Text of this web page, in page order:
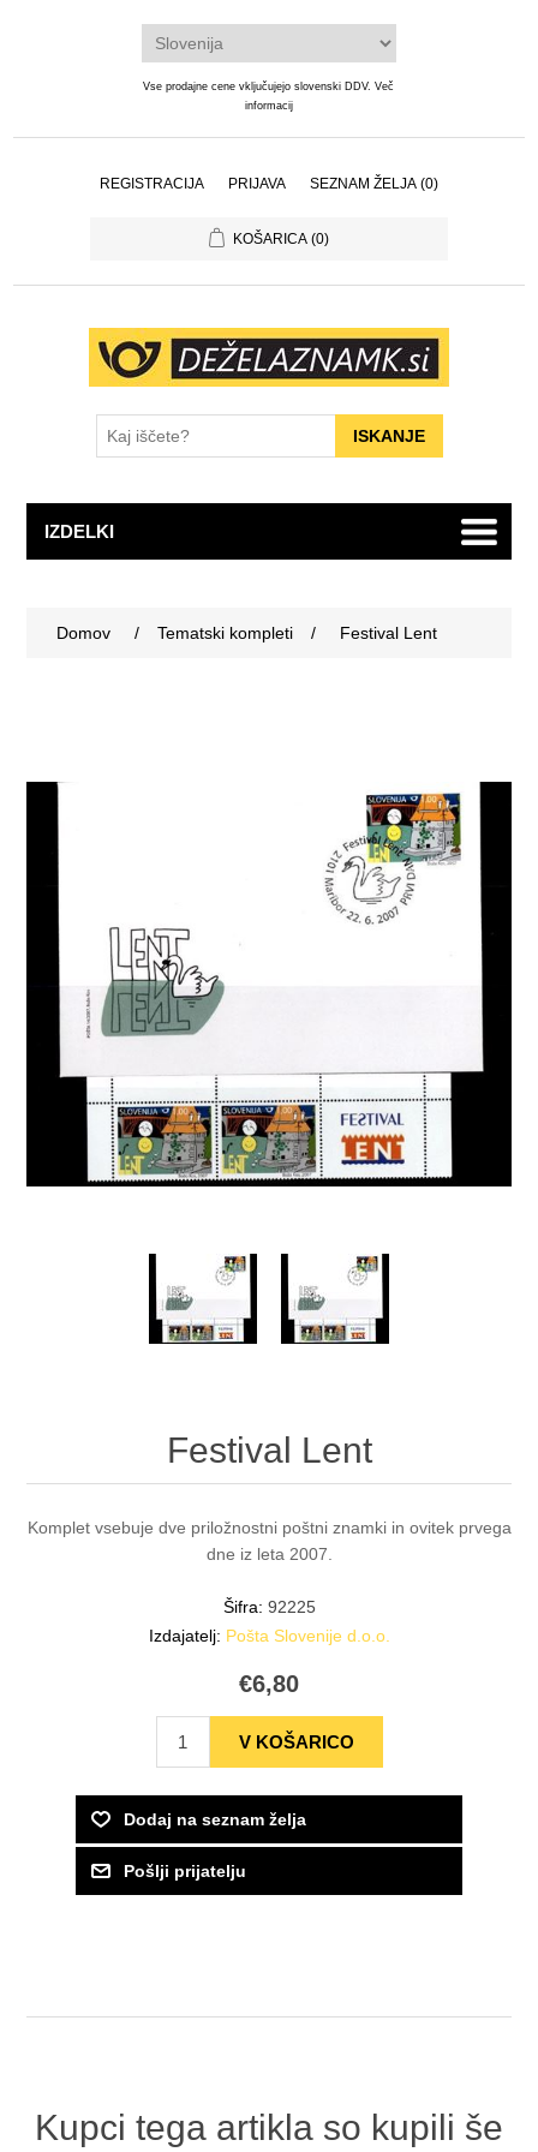
Vse prodajne cene vključujejo slovenski DDV.Več
informacij
REGISTRACIJA PRIJAVA SEZNAM ŽELJA (0)
KOŠARICA (0)
IZDELKI
Domov / Tematski kompleti / Festival Lent
Festival Lent
Komplet vsebuje dve priložnostni poštni znamki in ovitek prvega
dne iz leta 2007.
Šifra: 92225
Izdajatelj: Pošta Slovenije d.o.o.
€6,80
Kupci tega artikla so kupili še